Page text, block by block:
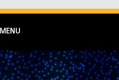
MENU